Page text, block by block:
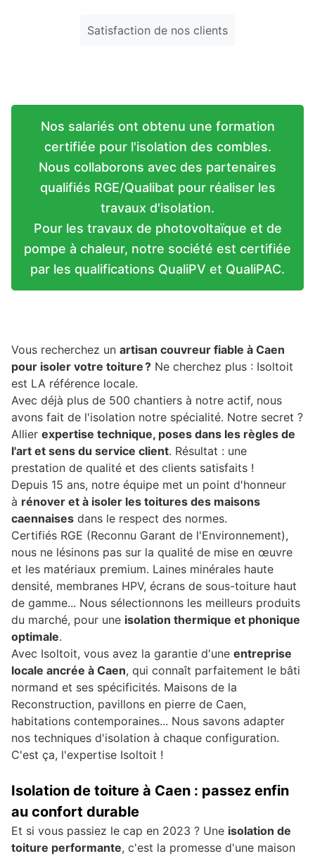
Satisfaction de nos clients
Nos salariés ont obtenu une formation
certifiée pour l'isolation des combles.
Nous collaborons avec des partenaires
qualifiés RGE/Qualibat pour réaliser les
travaux d'isolation.
Pour les travaux de photovoltaïque et de
pompe à chaleur, notre société est certifiée
par les qualifications QualiPV et QualiPAC.
Vous recherchez un artisan couvreur fiable à Caen
pour isoler votre toiture ? Ne cherchez plus : Isoltoit
est LA référence locale.
Avec déjà plus de 500 chantiers à notre actif, nous
avons fait de l'isolation notre spécialité. Notre secret ?
Allier expertise technique, poses dans les règles de
l'art et sens du service client. Résultat : une
prestation de qualité et des clients satisfaits !
Depuis 15 ans, notre équipe met un point d'honneur
à rénover et à isoler les toitures des maisons
caennaises dans le respect des normes.
Certifiés RGE (Reconnu Garant de l'Environnement),
nous ne lésinons pas sur la qualité de mise en œuvre
et les matériaux premium. Laines minérales haute
densité, membranes HPV, écrans de sous-toiture haut
de gamme... Nous sélectionnons les meilleurs produits
du marché, pour une isolation thermique et phonique
optimale.
Avec Isoltoit, vous avez la garantie d'une entreprise
locale ancrée à Caen, qui connaît parfaitement le bâti
normand et ses spécificités. Maisons de la
Reconstruction, pavillons en pierre de Caen,
habitations contemporaines... Nous savons adapter
nos techniques d'isolation à chaque configuration.
C'est ça, l'expertise Isoltoit !
Isolation de toiture à Caen : passez enfin
au confort durable
Et si vous passiez le cap en 2023 ? Une isolation de
toiture performante, c'est la promesse d'une maison